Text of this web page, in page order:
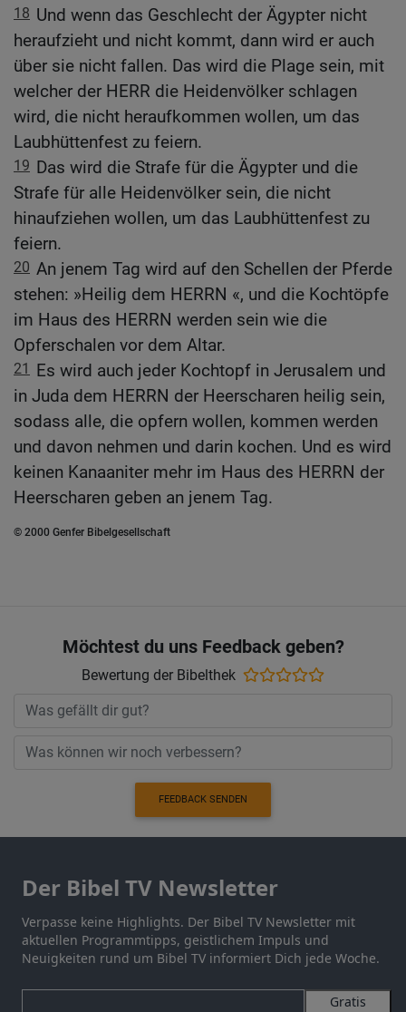
18 Und wenn das Geschlecht der Ägypter nicht
heraufzieht und nicht kommt, dann wird er auch
über sie nicht fallen. Das wird die Plage sein, mit
welcher der HERR die Heidenvölker schlagen
wird, die nicht heraufkommen wollen, um das
Laubhüttenfest zu feiern.
19 Das wird die Strafe für die Ägypter und die
Strafe für alle Heidenvölker sein, die nicht
hinaufziehen wollen, um das Laubhüttenfest zu
feiern.
20 An jenem Tag wird auf den Schellen der Pferde
stehen: »Heilig dem HERRN «, und die Kochtöpfe
im Haus des HERRN werden sein wie die
Opferschalen vor dem Altar.
21
Es wird auch jeder Kochtopf in Jerusalem und
in Juda dem HERRN der Heerscharen heilig sein,
sodass alle, die opfern wollen, kommen werden
und davon nehmen und darin kochen. Und es wird
keinen Kanaaniter mehr im Haus des HERRN der
Heerscharen geben an jenem Tag.
© 2000 Genfer Bibelgesellschaft
Möchtest du uns Feedback geben?
Bewertung der Bibelthek
FEEDBACK SENDEN
Der Bibel TV Newsletter
Verpasse keine Highlights. Der Bibel TV Newsletter mit
aktuellen Programmtipps, geistlichem Impuls und
Neuigkeiten rund um Bibel TV informiert Dich jede Woche.
Gratis